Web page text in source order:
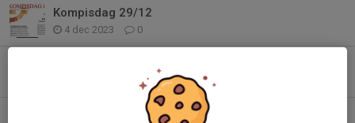
Kompisdag 29/12
4 dec 2023 0
0
Dags för säsongsavslutning!